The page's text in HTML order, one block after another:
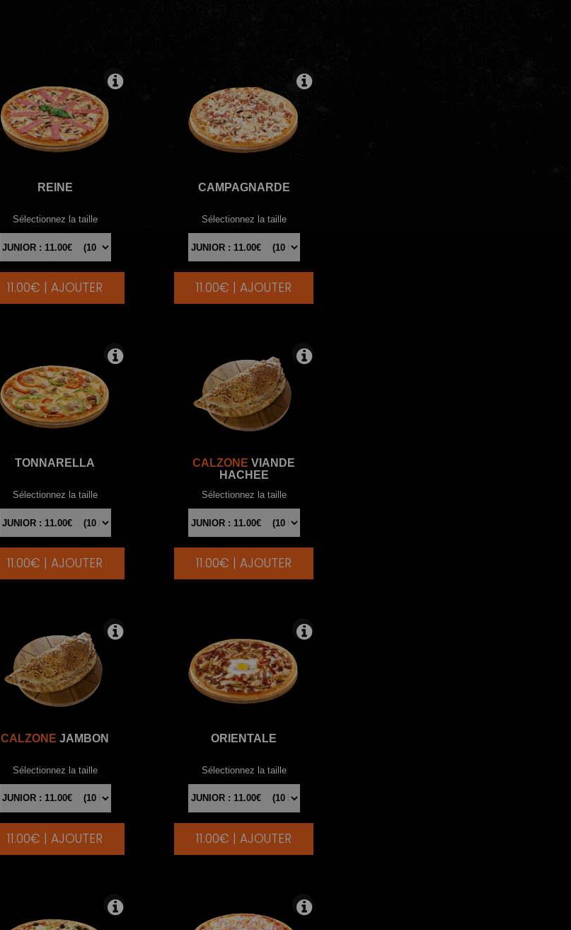
REINE
Sélectionnez la taille
|
11.00€ | AJOUTER
CAMPAGNARDE
Sélectionnez la taille
|
11.00€ | AJOUTER
TONNARELLA
Sélectionnez la taille
|
11.00€ | AJOUTER
CALZONE VIANDE
HACHEE
Sélectionnez la taille
|
11.00€ | AJOUTER
CALZONE JAMBON
Sélectionnez la taille
|
11.00€ | AJOUTER
ORIENTALE
Sélectionnez la taille
|
11.00€ | AJOUTER